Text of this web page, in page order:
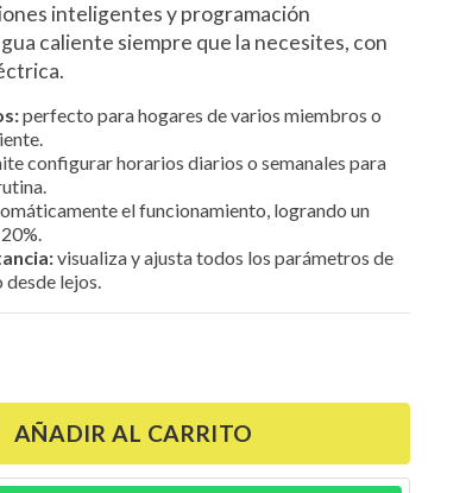
inteligentes y programación
caliente siempre que la necesites, con
perfecto para hogares de varios miembros o
configurar horarios diarios o semanales para
el funcionamiento, logrando un
visualiza y ajusta todos los parámetros de
lejos.
AÑADIR AL CARRITO